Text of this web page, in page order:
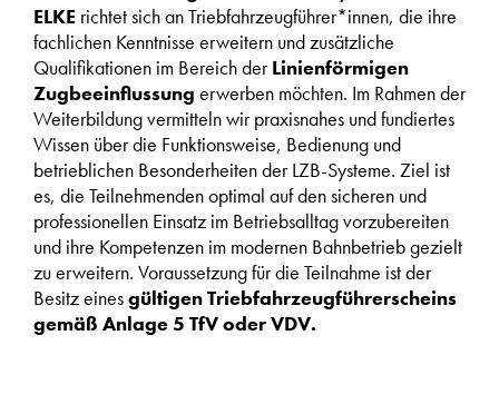
ELKE richtet sich an Triebfahrzeugführer*innen, die ihre
fachlichen Kenntnisse erweitern und zusätzliche
Qualifikationen im Bereich derLinienförmigen
Zugbeeinflussung erwerben möchten. Im Rahmen der
Weiterbildung vermitteln wir praxisnahes und fundiertes
Wissen über die Funktionsweise, Bedienung und
betrieblichen Besonderheiten der LZB-Systeme. Ziel ist
es, die Teilnehmenden optimal auf den sicheren und
professionellen Einsatz im Betriebsalltag vorzubereiten
und ihre Kompetenzen im modernen Bahnbetrieb gezielt
zu erweitern. Voraussetzung für die Teilnahme ist der
Besitz einesgültigen Triebfahrzeugführerscheins
gemäß Anlage 5 TfV oder VDV.